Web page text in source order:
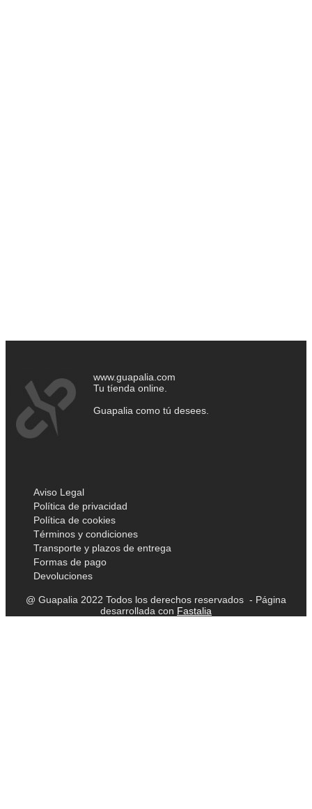
www.guapalia.com
Tu tíenda online.
Guapalia como tú desees.
Aviso Legal
Política de privacidad
Política de cookies
Términos y condiciones
Transporte y plazos de entrega
Formas de pago
Devoluciones
@ Guapalia 2022 Todos los derechos reservados - Página
desarrollada con Fastalia